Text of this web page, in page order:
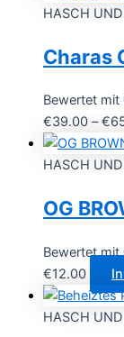
HASCH
Charas
Bewertet mit
€39.00 –€
HASCH
OG
Bewertet mit
€12.00
HASCH